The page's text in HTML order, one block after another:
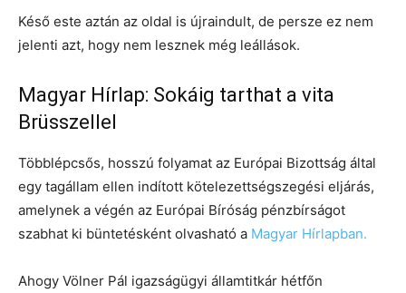
Késő este aztán az oldal is újraindult, de persze ez nem
jelenti azt, hogy nem lesznek még leállások.
Magyar Hírlap: Sokáig tarthat a vita
Brüsszellel
Többlépcsős, hosszú folyamat az Európai Bizottság által
egy tagállam ellen indított kötelezettségszegési eljárás,
amelynek a végén az Európai Bíróság pénzbírságot
szabhat ki büntetésként olvasható a Magyar Hírlapban.
Ahogy Völner Pál igazságügyi államtitkár hétfőn